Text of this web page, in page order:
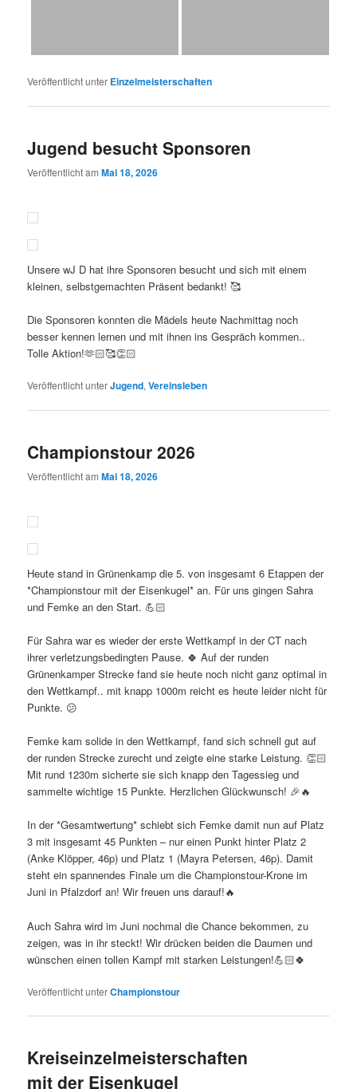
Veröffentlicht unter Einzelmeisterschaften
Jugend besucht Sponsoren
Veröffentlicht amMai 18, 2026
Unsere wJ D hat ihre Sponsoren besucht und sich mit einem
kleinen, selbstgemachten Präsent bedankt! 🥰
Die Sponsoren konnten die Mädels heute Nachmittag noch
besser kennen lernen und mit ihnen ins Gespräch kommen..
Tolle Aktion!🫶🏻🥰👏🏻
Veröffentlicht unterJugend,Vereinsleben
Championstour 2026
Veröffentlicht amMai 18, 2026
Heute stand in Grünenkamp die 5. von insgesamt 6 Etappen der
*Championstour mit der Eisenkugel* an. Für uns gingen Sahra
und Femke an den Start. 💪🏻
Für Sahra war es wieder der erste Wettkampf in der CT nach
ihrer verletzungsbedingten Pause. 🍀 Auf der runden
Grünenkamper Strecke fand sie heute noch nicht ganz optimal in
den Wettkampf.. mit knapp 1000m reicht es heute leider nicht für
Punkte. 😕
Femke kam solide in den Wettkampf, fand sich schnell gut auf
der runden Strecke zurecht und zeigte eine starke Leistung. 👏🏻
Mit rund 1230m sicherte sie sich knapp den Tagessieg und
sammelte wichtige 15 Punkte. Herzlichen Glückwunsch! 🎉🔥
In der *Gesamtwertung* schiebt sich Femke damit nun auf Platz
3 mit insgesamt 45 Punkten – nur einen Punkt hinter Platz 2
(Anke Klöpper, 46p) und Platz 1 (Mayra Petersen, 46p). Damit
steht ein spannendes Finale um die Championstour-Krone im
Juni in Pfalzdorf an! Wir freuen uns darauf!🔥
Auch Sahra wird im Juni nochmal die Chance bekommen, zu
zeigen, was in ihr steckt! Wir drücken beiden die Daumen und
wünschen einen tollen Kampf mit starken Leistungen!💪🏻🍀
Veröffentlicht unterChampionstour
Kreiseinzelmeisterschaften
mit der Eisenkugel